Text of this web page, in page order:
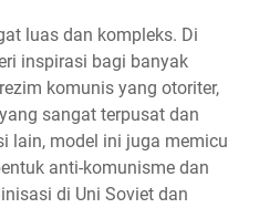
luas dan kompleks. Di
inspirasi bagi banyak
komunis yang otoriter,
sangat terpusat dan
lain, model ini juga memicu
anti-komunisme dan
di Uni Soviet dan